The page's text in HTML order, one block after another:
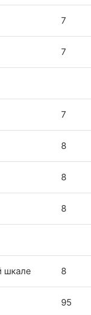
7
7
7
8
8
8
шкале 8
95